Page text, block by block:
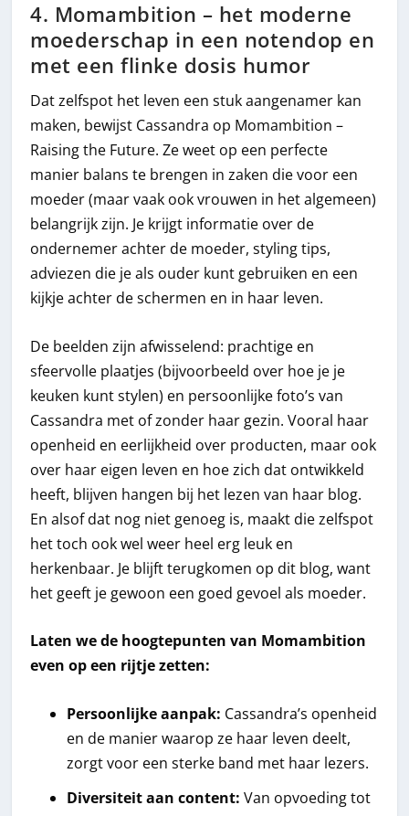
4. Momambition – het moderne
moederschap in een notendop en
met een flinke dosis humor
Dat zelfspot het leven een stuk aangenamer kan
maken, bewijst Cassandra op Momambition –
Raising the Future. Ze weet op een perfecte
manier balans te brengen in zaken die voor een
moeder (maar vaak ook vrouwen in het algemeen)
belangrijk zijn. Je krijgt informatie over de
ondernemer achter de moeder, styling tips,
adviezen die je als ouder kunt gebruiken en een
kijkje achter de schermen en in haar leven.
De beelden zijn afwisselend: prachtige en
sfeervolle plaatjes (bijvoorbeeld over hoe je je
keuken kunt stylen) en persoonlijke foto’s van
Cassandra met of zonder haar gezin. Vooral haar
openheid en eerlijkheid over producten, maar ook
over haar eigen leven en hoe zich dat ontwikkeld
heeft, blijven hangen bij het lezen van haar blog.
En alsof dat nog niet genoeg is, maakt die zelfspot
het toch ook wel weer heel erg leuk en
herkenbaar. Je blijft terugkomen op dit blog, want
het geeft je gewoon een goed gevoel als moeder.
Laten we de hoogtepunten van Momambition
even op een rijtje zetten:
Persoonlijke aanpak: Cassandra’s openheid
en de manier waarop ze haar leven deelt,
zorgt voor een sterke band met haar lezers.
Diversiteit aan content: Van opvoeding tot